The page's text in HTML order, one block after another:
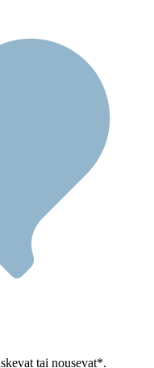
tai nousevat*.